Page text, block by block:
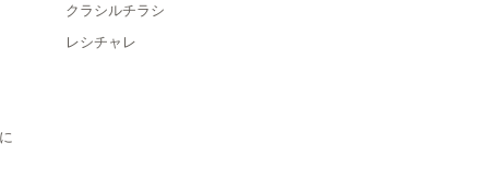
クラシルチラシ
レシチャレ